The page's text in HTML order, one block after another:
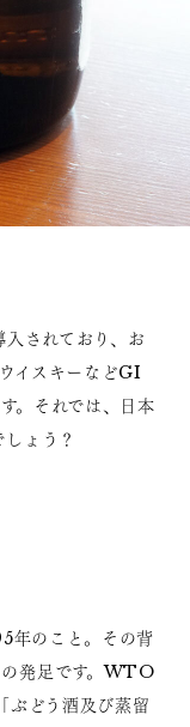
されており、お
イスキーなどGI
。それでは、日本
ょう？
年のこと。その背
発足です。WTO
どう酒及び蒸留